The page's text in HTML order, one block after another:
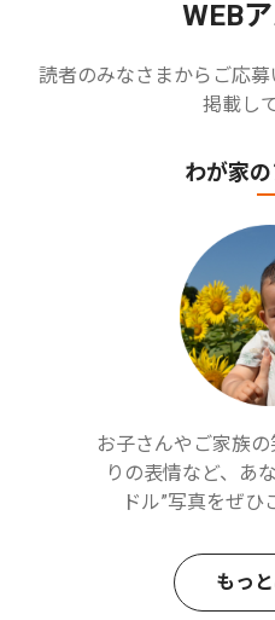
WEB
読者のみなさまからご応
掲載し
わが家
お子さんやご家族
りの表情など、あ
ドル”写真をぜひ
もっ